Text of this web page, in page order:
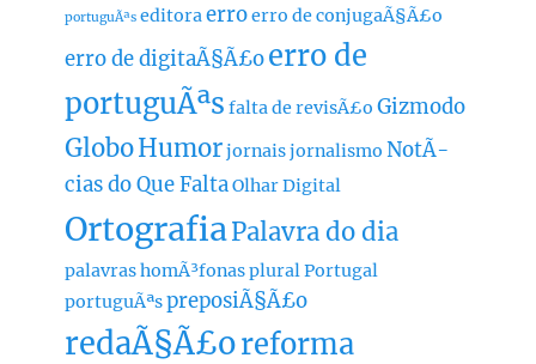
portuguÃªs editoraerroerro de conjugaÃ§Ã£o
erro de digitaÃ§Ã£oerro de
portuguÃªs falta de revisÃ£o Gizmodo
GloboHumorjornaisjornalismo NotÃ­
cias do Que FaltaOlhar Digital
OrtografiaPalavra do dia
palavras homÃ³fonaspluralPortugal
portuguÃªspreposiÃ§Ã£o
redaÃ§Ã£oreforma